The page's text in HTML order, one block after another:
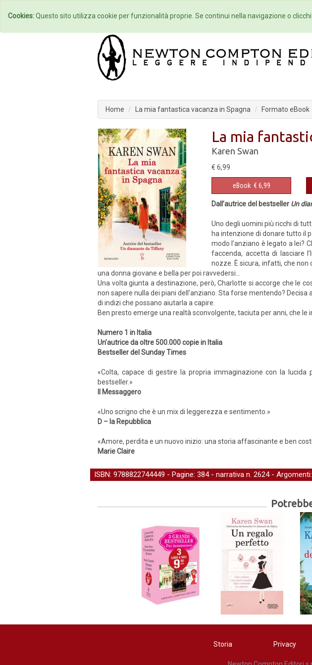
Home Autori Eventi
Home La mia fantastica vacanza in Spagna Formato eBook
La mia
Karen Swan
€ 6,99
eBook € 6,99
Dall’autrice del bestseller Un
Uno degli uomini più ricchi di
ha intenzione di donare tutto il
modo l’anziano è legato a lei?
faccenda, accetta di lasciare
nozze. È sicura, infatti, che
una donna giovane e bella per poi ravve­dersi…
Una volta giunta a destinazione, però, Charlotte si accorge che le
non sapere nulla dei piani dell’anziano. Sta forse mentendo?
di indizi che possano aiu­tarla a capire.
Ben presto emerge una realtà sconvolgente, taciuta per anni, che le
Numero 1 in Italia
Un’autrice da oltre 500.000 copie in Italia
Bestseller del Sunday Times
«Colta, capace di gestire la propria immaginazione con la
bestseller.»
Il Messaggero
«Uno scrigno che è un mix di leggerezza e sentimento.»
D – la Repubblica
«Amore, perdita e un nuovo inizio: una storia affascinante e ben
Marie Claire
ISBN: 9788822744449 - Pagine: 384 - narrativa n. 2624 - Argomenti:
Storia Privacy
Cookies:Questo sito utilizza cookie per funzionalità proprie. Se continui nella navigazione o